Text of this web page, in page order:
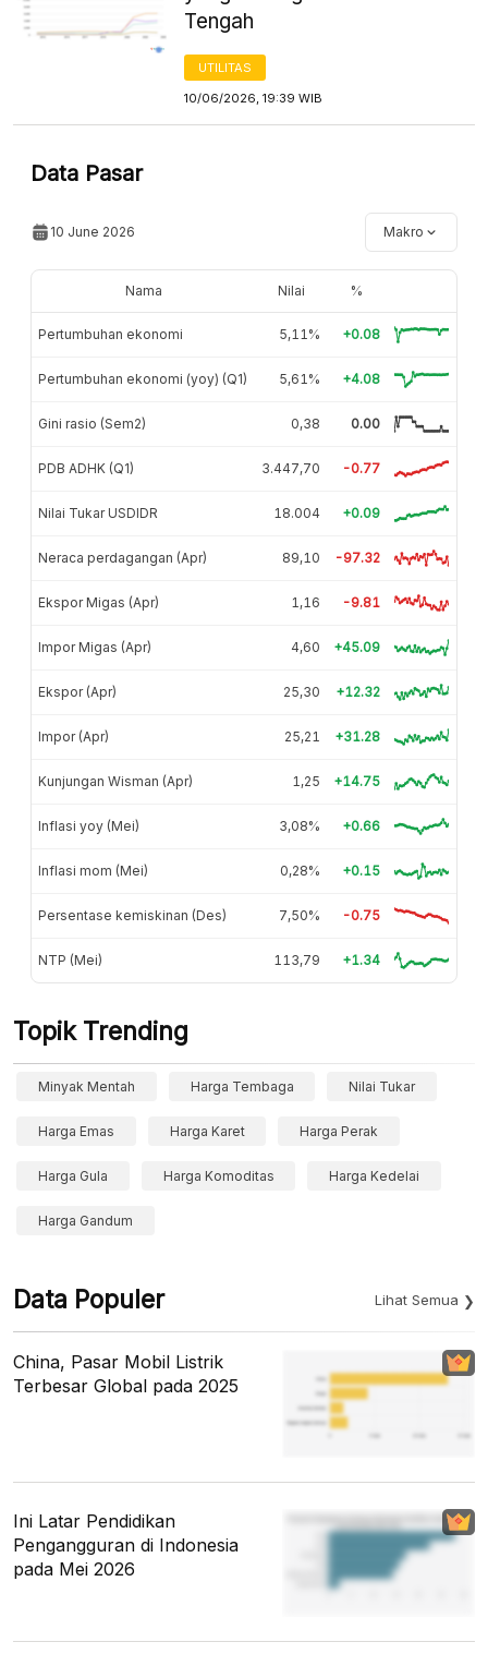
Tengah
UTILITAS
10/06/2026, 19:39 WIB
Data Pasar
10 June 2026 Makro
Nama Nilai %
Pertumbuhan ekonomi 5,11% +0.08
Pertumbuhan ekonomi (yoy) (Q1) 5,61% +4.08
Gini rasio (Sem2) 0,38 0.00
PDB ADHK (Q1) 3.447,70 -0.77
Nilai Tukar USDIDR 18.004 +0.09
Neraca perdagangan (Apr) 89,10 -97.32
Ekspor Migas (Apr) 1,16 -9.81
Impor Migas (Apr) 4,60 +45.09
Ekspor (Apr) 25,30 +12.32
Impor (Apr) 25,21 +31.28
Kunjungan Wisman (Apr) 1,25 +14.75
Inflasi yoy (Mei) 3,08% +0.66
Inflasi mom (Mei) 0,28% +0.15
Persentase kemiskinan (Des) 7,50% -0.75
NTP (Mei) 113,79 +1.34
Topik Trending
Minyak Mentah Harga Tembaga Nilai Tukar
Harga Emas Harga Karet Harga Perak
Harga Gula Harga Komoditas Harga Kedelai
Harga Gandum
Data Populer Lihat Semua
China, Pasar Mobil Listrik
Terbesar Global pada 2025
Ini Latar Pendidikan
Pengangguran di Indonesia
pada Mei 2026